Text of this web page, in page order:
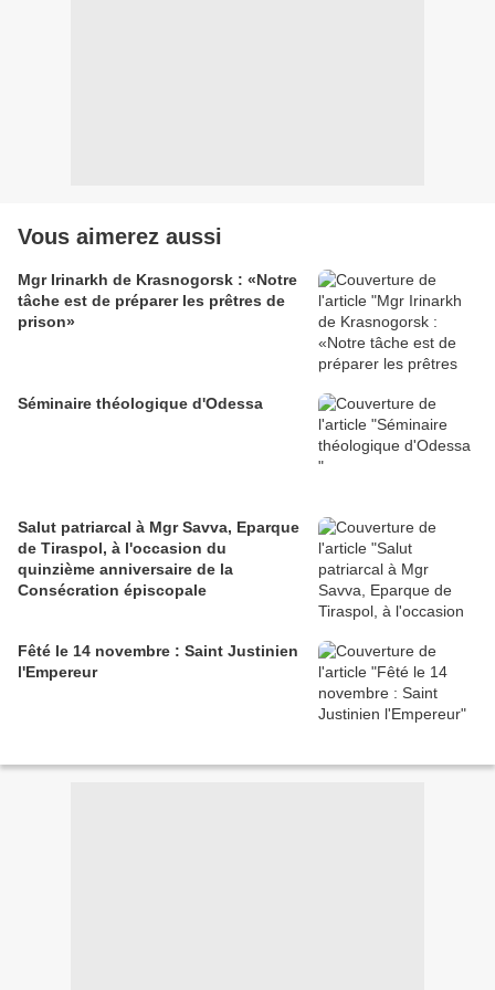
Vous aimerez aussi
Mgr Irinarkh de Krasnogorsk : «Notre
tâche est de préparer les prêtres de
prison»
Séminaire théologique d'Odessa
Salut patriarcal à Mgr Savva, Eparque
de Tiraspol, à l'occasion du
quinzième anniversaire de la
Consécration épiscopale
Fêté le 14 novembre : Saint Justinien
l'Empereur